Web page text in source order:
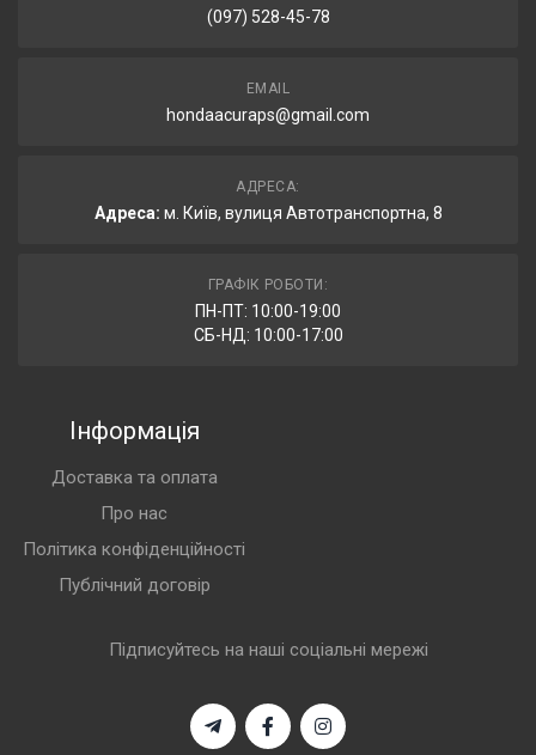
(097) 528-45-78
EMAIL
hondaacuraps@gmail.com
АДРЕСА:
Адреса: м. Київ, вулиця Автотранспортна, 8
ГРАФІК РОБОТИ:
ПН-ПТ: 10:00-19:00
СБ-НД: 10:00-17:00
Інформація
Доставка та оплата
Про нас
Політика конфіденційності
Публічний договір
Підписуйтесь на наші соціальні мережі